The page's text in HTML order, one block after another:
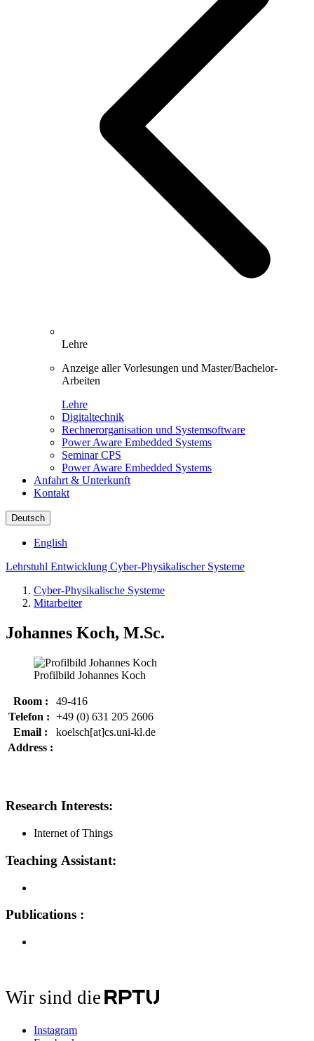
Lehre
Anzeige aller Vorlesungen und Master/Bachelor-
Arbeiten
Lehre
Digitaltechnik
Rechnerorganisation und Systemsoftware
Power Aware Embedded Systems
Seminar CPS
Power Aware Embedded Systems
Anfahrt & Unterkunft
Kontakt
Deutsch
English
Lehrstuhl Entwicklung Cyber-Physikalischer Systeme
Cyber-Physikalische Systeme
Mitarbeiter
Johannes Koch, M.Sc.
Profilbild Johannes Koch
Room :
49-416
Telefon : +49 (0) 631 205 2606
Email :
koelsch[at]cs.uni-kl.de
Address :
Research Interests:
Internet of Things
Teaching Assistant:
Publications :
Wir sind die
Instagram